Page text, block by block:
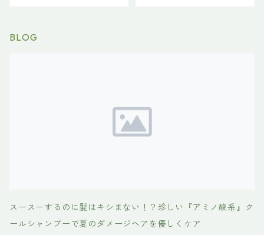
BLOG
スースーするのに髪はキシまない！？珍しい『アミノ酸系』ク
ールシャンプーで夏のダメージヘアを優しくケア